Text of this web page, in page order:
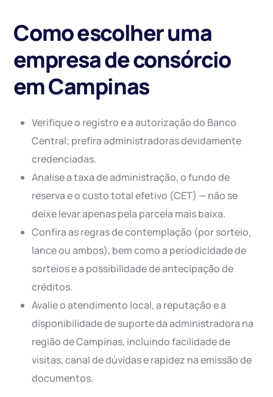
Como escolher uma
empresa de consórcio
em Campinas
Verifique o registro e a autorização do Banco
Central; prefira administradoras devidamente
credenciadas.
Analise a taxa de administração, o fundo de
reserva e o custo total efetivo (CET) — não se
deixe levar apenas pela parcela mais baixa.
Confira as regras de contemplação (por sorteio,
lance ou ambos), bem como a periodicidade de
sorteios e a possibilidade de antecipação de
créditos.
Avalie o atendimento local, a reputação e a
disponibilidade de suporte da administradora na
região de Campinas, incluindo facilidade de
visitas, canal de dúvidas e rapidez na emissão de
documentos.